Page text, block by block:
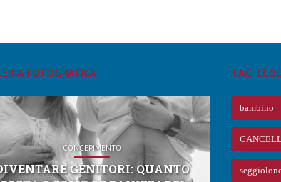
FOTOGRAFICA
CONCEPIMENTO
GENITORI: QUANTO
TAG
bambino